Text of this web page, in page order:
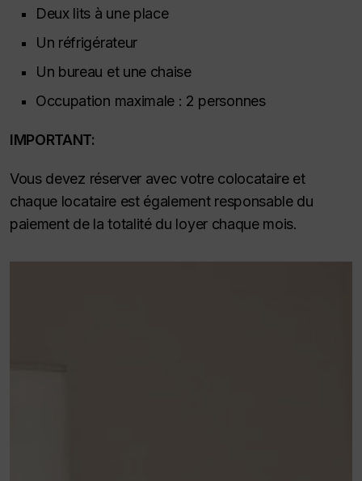
Deux lits à une place
Un réfrigérateur
Un bureau et une chaise
Occupation maximale : 2 personnes
IMPORTANT:
Vous devez réserver avec votre colocataire et
chaque locataire est également responsable du
paiement de la totalité du loyer chaque mois.